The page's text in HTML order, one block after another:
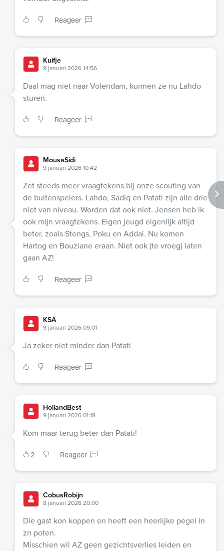
Reageer
Kuifje
9 januari 2026 14:56
Daal mag niet naar Volendam, kunnen ze nu Lahdo
sturen.
Reageer
MousaSidi
9 januari 2026 10:42
Zet steeds meer vraagtekens bij onze scouting van
de buitenspelers. Lahdo, Sadiq en Patati zijn alle drie
niet van niveau. Worden dat ook niet. Jensen heb ik
ook mijn vraagtekens. Eigen jeugd eigenlijk altijd
beter, zoals Stengs, Poku en Addai. Nu komen
Hartog en Bouziane eraan. Niet ook (te vroeg) laten
gaan AZ!
Reageer
KSA
9 januari 2026 09:01
Ja zeker niet minder dan Patati
Reageer
HollandBest
9 januari 2026 01:18
Kom maar terug beter dan Patati!
2 Reageer
CobusRobijn
8 januari 2026 20:00
Die gast kon koppen en heeft een heerlijke pegel in
zn poten.
Misschien wil AZ geen gezichtsverlies leiden en